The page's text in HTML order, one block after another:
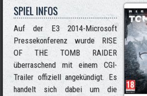
SPIEL INFOS
Auf der E3 2014-Microsoft
Pressekonferenz wurde RISE
OF THE TOMB RAIDER
überraschend mit einem CGI-
Trailer offiziell angekündigt. Es
handelt sich dabei um die